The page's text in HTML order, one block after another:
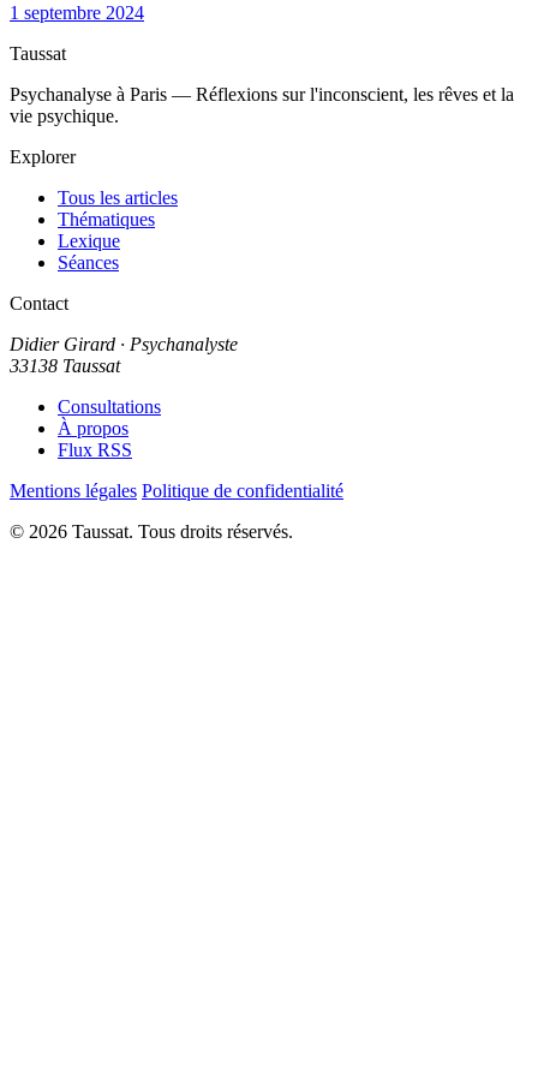
1 septembre 2024
Taussat
Psychanalyse à Paris — Réflexions sur l'inconscient, les rêves et la
vie psychique.
Explorer
Tous les articles
Thématiques
Lexique
Séances
Contact
Didier Girard · Psychanalyste
33138 Taussat
Consultations
À propos
Flux RSS
Mentions légales Politique de confidentialité
© 2026 Taussat. Tous droits réservés.